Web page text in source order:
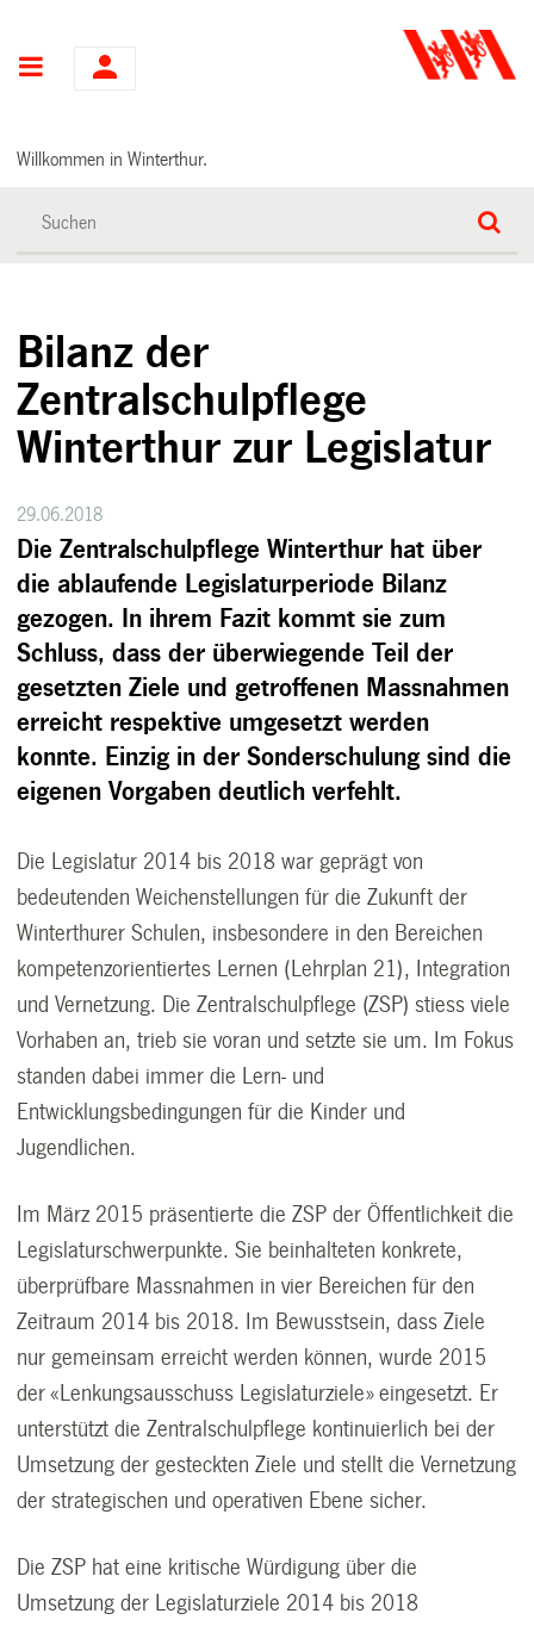
Hauptnavigation
Willkommen in Winterthur.
Bilanz der
Zentralschulpflege
Winterthur zur Legislatur
29.06.2018
Die Zentralschulpflege Winterthur hat über
die ablaufende Legislaturperiode Bilanz
gezogen. In ihrem Fazit kommt sie zum
Schluss, dass der überwiegende Teil der
gesetzten Ziele und getroffenen Massnahmen
erreicht respektive umgesetzt werden
konnte. Einzig in der Sonderschulung sind die
eigenen Vorgaben deutlich verfehlt.
Die Legislatur 2014 bis 2018 war geprägt von
bedeutenden Weichenstellungen für die Zukunft der
Winterthurer Schulen, insbesondere in den Bereichen
kompetenzorientiertes Lernen (Lehrplan 21), Integration
und Vernetzung. Die Zentralschulpflege (ZSP) stiess viele
Vorhaben an, trieb sie voran und setzte sie um. Im Fokus
standen dabei immer die Lern- und
Entwicklungsbedingungen für die Kinder und
Jugendlichen.
Im März 2015 präsentierte die ZSP der Öffentlichkeit die
Legislaturschwerpunkte. Sie beinhalteten konkrete,
überprüfbare Massnahmen in vier Bereichen für den
Zeitraum 2014 bis 2018. Im Bewusstsein, dass Ziele
nur gemeinsam erreicht werden können, wurde 2015
der «Lenkungsausschuss Legislaturziele» eingesetzt. Er
unterstützt die Zentralschulpflege kontinuierlich bei der
Umsetzung der gesteckten Ziele und stellt die Vernetzung
der strategischen und operativen Ebene sicher.
Die ZSP hat eine kritische Würdigung über die
Umsetzung der Legislaturziele 2014 bis 2018